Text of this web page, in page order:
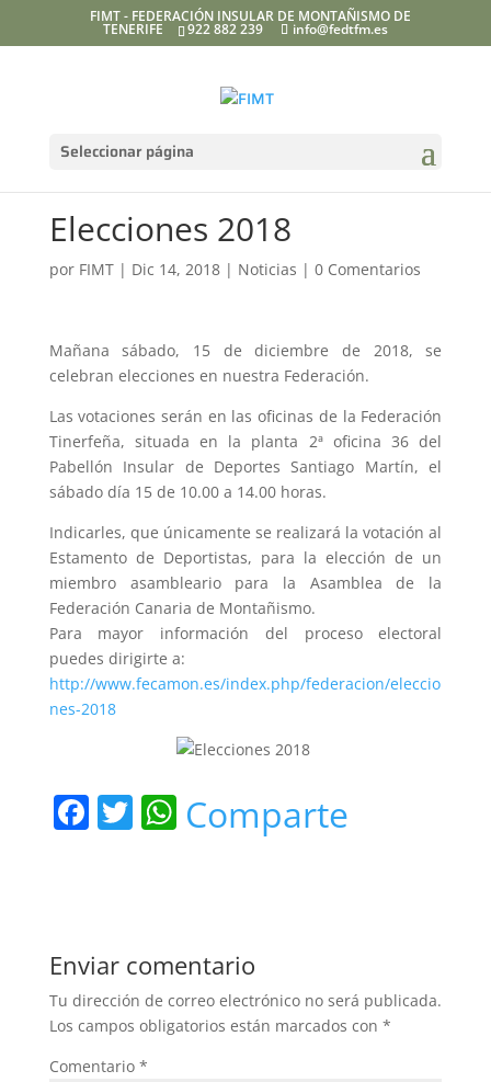
FIMT - FEDERACIÓN INSULAR DE MONTAÑISMO DE
TENERIFE 922 882 239 info@fedtfm.es
Seleccionar página
Elecciones 2018
por FIMT| Dic 14, 2018| Noticias | 0 Comentarios
Mañana sábado, 15 de diciembre de 2018, se
celebran elecciones en nuestra Federación.
Las votaciones serán en las oficinas de la Federación
Tinerfeña, situada en la planta 2ª oficina 36 del
Pabellón Insular de Deportes Santiago Martín, el
sábado día 15 de 10.00 a 14.00 horas.
Indicarles, que únicamente se realizará la votación al
Estamento de Deportistas, para la elección de un
miembro asambleario para la Asamblea de la
Federación Canaria de Montañismo.
Para mayor información del proceso electoral
puedes dirigirte a:
http://www.fecamon.es/index.php/federacion/eleccio
nes-2018
F
b
o
o
k
T W
A
p
p
Comparte
Enviar comentario
Tu dirección de correo electrónico no será publicada.
Los campos obligatorios están marcados con *
Comentario *